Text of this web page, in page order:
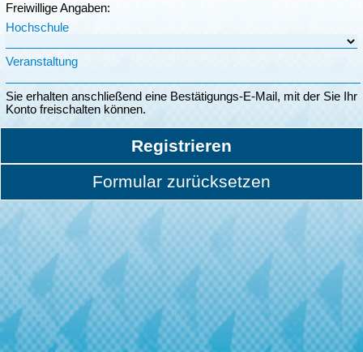
Freiwillige Angaben:
Hochschule
Veranstaltung
Sie erhalten anschließend eine Bestätigungs-E-Mail, mit der Sie Ihr
Konto freischalten können.
Registrieren
Formular zurücksetzen